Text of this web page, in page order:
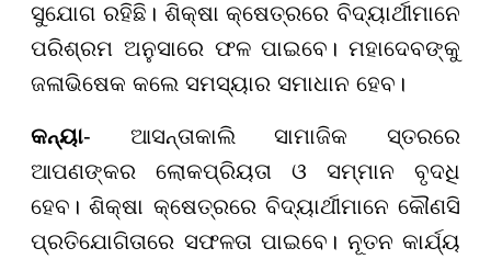
ସୁଯୋଗ ରହିଛି। ଶିକ୍ଷା କ୍ଷେତ୍ରରେ ବିଦ୍ୟାର୍ଥୀମାନେ
ପରିଶ୍ରମ ଅନୁସାରେ ଫଳ ପାଇବେ। ମହାଦେବଙ୍କୁ
ଜଳାଭିଷେକ କଲେ ସମସ୍ୟାର ସମାଧାନ ହେବ।
କନ୍ୟା- ଆସନ୍ତାକାଲି ସାମାଜିକ ସ୍ତରରେ
ଆପଣଙ୍କର ଲୋକପ୍ରିୟତା ଓ ସମ୍ମାନ ବୃଦଧି
ହେବ। ଶିକ୍ଷା କ୍ଷେତ୍ରରେ ବିଦ୍ୟାର୍ଥୀମାନେ କୌଣସି
ପ୍ରତିଯୋଗିତାରେ ସଫଳତା ପାଇବେ। ନୂତନ କାର୍ଯ୍ୟ